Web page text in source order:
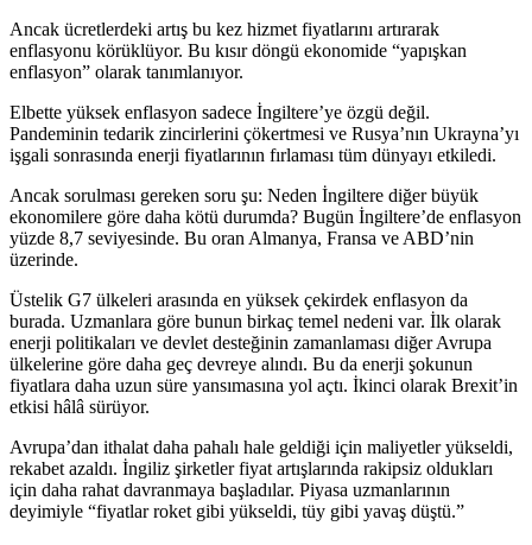
Ancak ücretlerdeki artış bu kez hizmet fiyatlarını artırarak
enflasyonu körüklüyor. Bu kısır döngü ekonomide “yapışkan
enflasyon” olarak tanımlanıyor.
Elbette yüksek enflasyon sadece İngiltere’ye özgü değil.
Pandeminin tedarik zincirlerini çökertmesi ve Rusya’nın Ukrayna’yı
işgali sonrasında enerji fiyatlarının fırlaması tüm dünyayı etkiledi.
Ancak sorulması gereken soru şu: Neden İngiltere diğer büyük
ekonomilere göre daha kötü durumda? Bugün İngiltere’de enflasyon
yüzde 8,7 seviyesinde. Bu oran Almanya, Fransa ve ABD’nin
üzerinde.
Üstelik G7 ülkeleri arasında en yüksek çekirdek enflasyon da
burada. Uzmanlara göre bunun birkaç temel nedeni var. İlk olarak
enerji politikaları ve devlet desteğinin zamanlaması diğer Avrupa
ülkelerine göre daha geç devreye alındı. Bu da enerji şokunun
fiyatlara daha uzun süre yansımasına yol açtı. İkinci olarak Brexit’in
etkisi hâlâ sürüyor.
Avrupa’dan ithalat daha pahalı hale geldiği için maliyetler yükseldi,
rekabet azaldı. İngiliz şirketler fiyat artışlarında rakipsiz oldukları
için daha rahat davranmaya başladılar. Piyasa uzmanlarının
deyimiyle “fiyatlar roket gibi yükseldi, tüy gibi yavaş düştü.”